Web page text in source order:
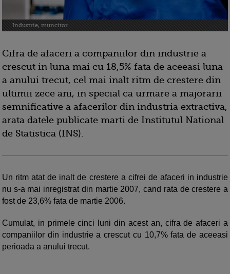
Industrie, muncitor
Cifra de afaceri a companiilor din industrie a
crescut in luna mai cu 18,5% fata de aceeasi luna
a anului trecut, cel mai inalt ritm de crestere din
ultimii zece ani, in special ca urmare a majorarii
semnificative a afacerilor din industria extractiva,
arata datele publicate marti de Institutul National
de Statistica (INS).
Un ritm atat de inalt de crestere a cifrei de afaceri in industrie
nu s-a mai inregistrat din martie 2007, cand rata de crestere a
fost de 23,6% fata de martie 2006.
Cumulat, in primele cinci luni din acest an, cifra de afaceri a
companiilor din industrie a crescut cu 10,7% fata de aceeasi
perioada a anului trecut.